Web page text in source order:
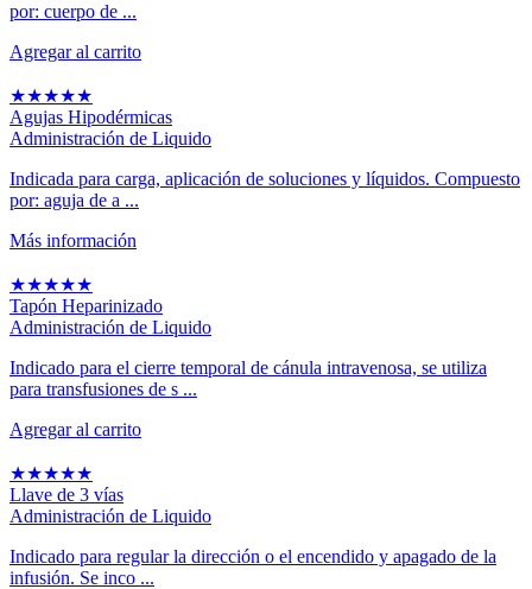
por: cuerpo de ...
Agregar al carrito
★★★★★
Agujas Hipodérmicas
Administración de Liquido
Indicada para carga, aplicación de soluciones y líquidos. Compuesto
por: aguja de a ...
Más información
★★★★★
Tapón Heparinizado
Administración de Liquido
Indicado para el cierre temporal de cánula intravenosa, se utiliza
para transfusiones de s ...
Agregar al carrito
★★★★★
Llave de 3 vías
Administración de Liquido
Indicado para regular la dirección o el encendido y apagado de la
infusión. Se inco ...